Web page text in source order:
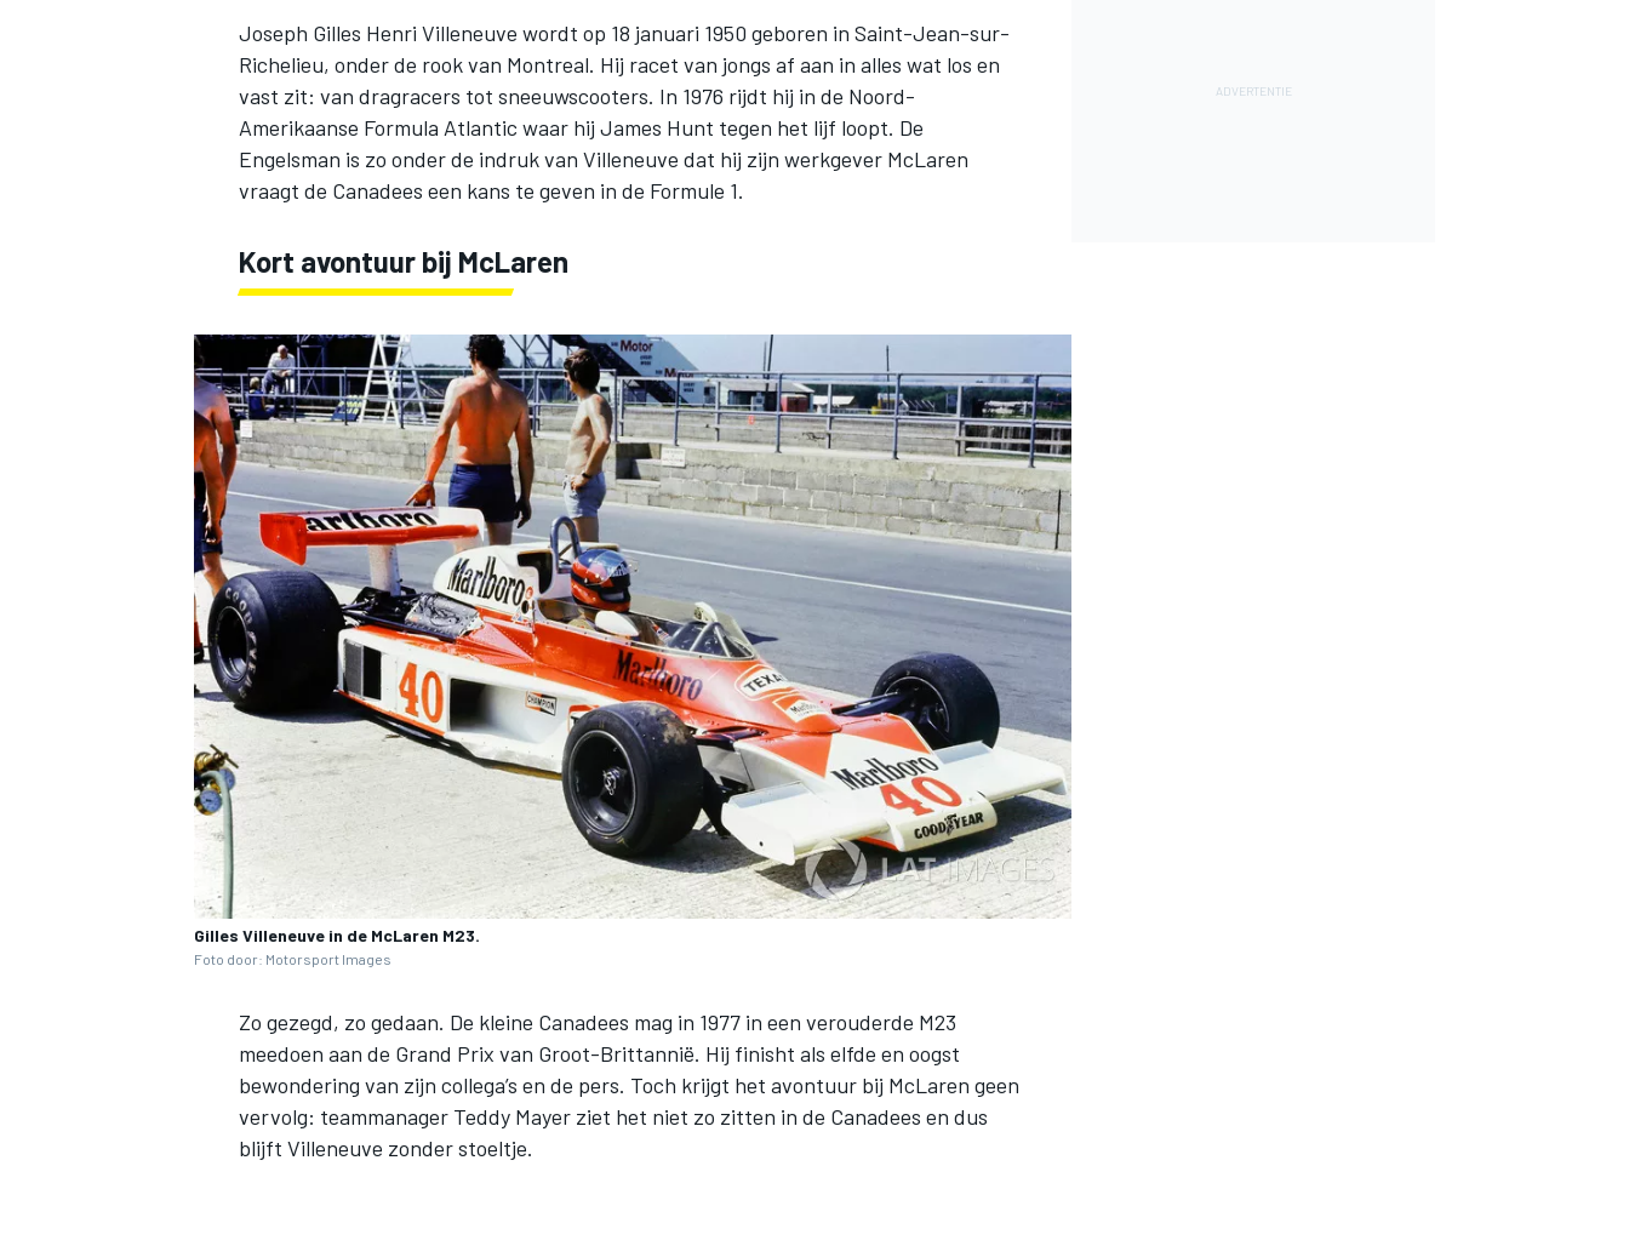
INDYCAR
WEC DTM
Joseph Gilles Henri Villeneuve wordt op 18 januari 1950 geboren in Saint-Jean-sur-
Richelieu, onder de rook van Montreal. Hij racet van jongs af aan in alles wat los en
vast zit: van dragracers tot sneeuwscooters. In 1976 rijdt hij in de Noord-
Amerikaanse Formula Atlantic waar hij James Hunt tegen het lijf loopt. De
Engelsman is zo onder de indruk van Villeneuve dat hij zijn werkgever McLaren
vraagt de Canadees een kans te geven in de Formule 1.
Kort avontuur bij McLaren
Gilles Villeneuve in de McLaren M23.
Foto door: Motorsport Images
Zo gezegd, zo gedaan. De kleine Canadees mag in 1977 in een verouderde M23
meedoen aan de Grand Prix van Groot-Brittannië. Hij finisht als elfde en oogst
bewondering van zijn collega’s en de pers. Toch krijgt het avontuur bij McLaren geen
vervolg: teammanager Teddy Mayer ziet het niet zo zitten in de Canadees en dus
blijft Villeneuve zonder stoeltje.